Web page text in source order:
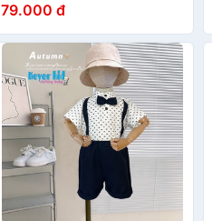
đẹp gấu UCLA đáng yêu
SZ38
79.000 đ